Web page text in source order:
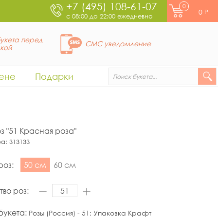
+7 (495) 108-61-07
с 08:00 до 22:00 ежедневно
0
0 Р
перед
СМС уведомление
Подарки
"51 Красная роза"
313133
50 см 60 см
роз:
Розы (Россия) - 51; Упаковка Крафт